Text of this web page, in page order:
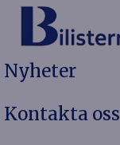
Nyheter
Kontakta oss